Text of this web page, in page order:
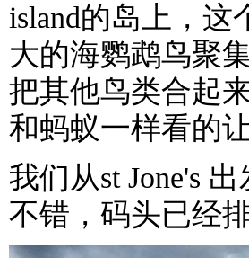
island的岛上，
大的海鹦鹉鸟聚
把其他鸟类合起
和蚂蚁一样看的
我们从st Jone's
不错，码头已经